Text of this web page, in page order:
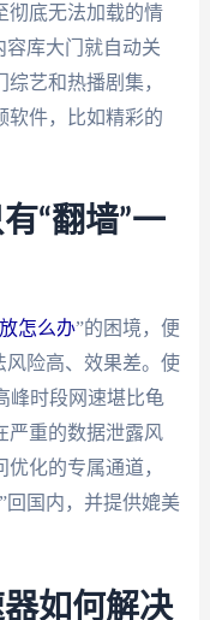
彻底无法加载的情
容库大门就自动关
艺和热播剧集，
软件，比如精彩的
“翻墙”一
怎么办”的困境，便
风险高、效果差。使
峰时段网速堪比龟
严重的数据泄露风
化的专属通道，
回国内，并提供媲美
如何解决